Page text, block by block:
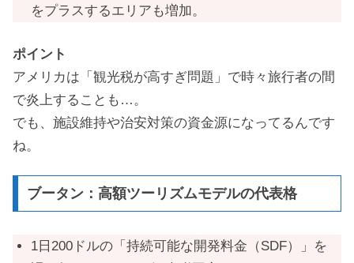
をプラスするエリアも増加。
ポイント
アメリカは「観光税が高すぎ問題」で時々旅行者の間
で炎上することも…。
でも、施設維持や治安対策の資金源になってるんです
ね。
ブータン：高額ツーリズムモデルの代表格
1日200ドルの「持続可能な開発料金（SDF）」を